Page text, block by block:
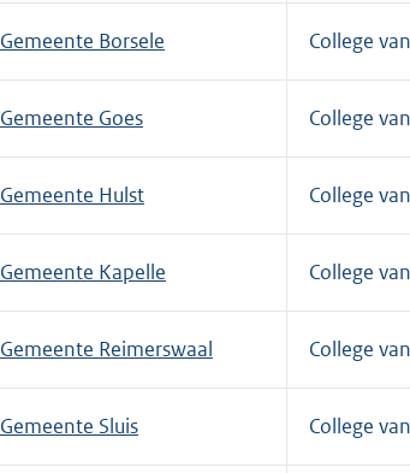
Gemeente Borsele College
Gemeente Goes College
Gemeente Hulst College
Gemeente Kapelle College
Gemeente Reimerswaal College
Gemeente Sluis College